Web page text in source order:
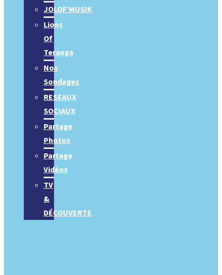
JOLOF’MUSIK
Lions
Of
Teranga
Nos
Sondages
RESEAUX
SOCIAUX
Partage
Photos
Partage
Vidéos
TV
&
DÉCOUVERTE